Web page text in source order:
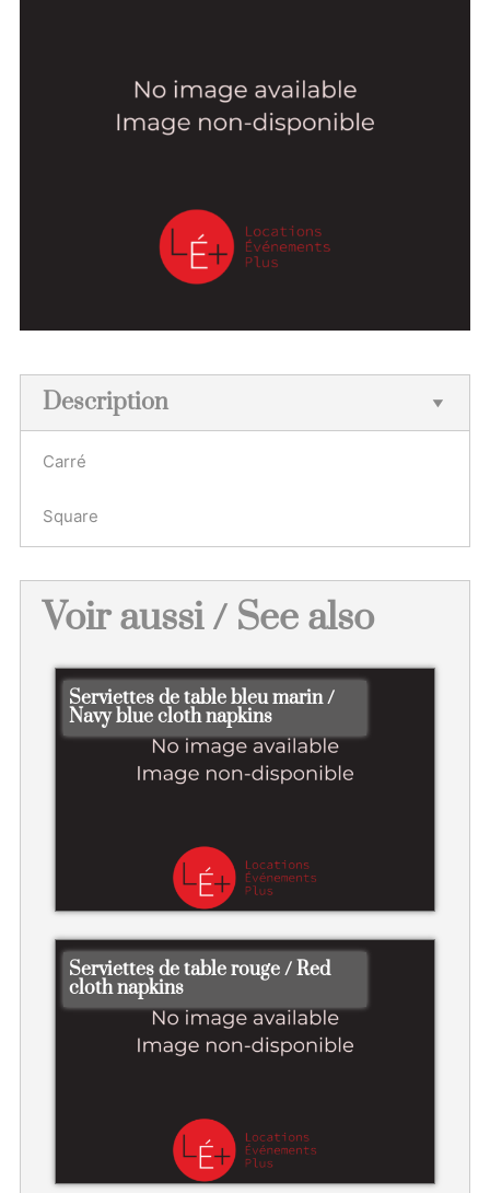
Description
Carré
Square
Voir aussi / See also
Serviettes de table bleu marin /
Navy blue cloth napkins
Serviettes de table rouge / Red
cloth napkins